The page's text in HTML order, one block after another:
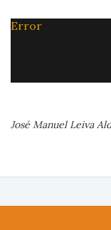
Error
José Manuel Leiva